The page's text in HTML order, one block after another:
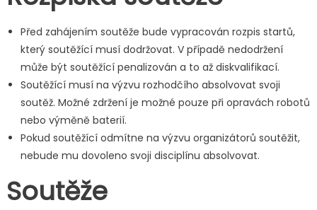
Před zahájením soutěže bude vypracován rozpis startů,
který soutěžící musí dodržovat. V případě nedodržení
může být soutěžící penalizován a to až diskvalifikací.
Soutěžící musí na výzvu rozhodčího absolvovat svoji
soutěž. Možné zdržení je možné pouze při opravách robotů
nebo výměně baterií.
Pokud soutěžící odmítne na výzvu organizátorů soutěžit,
nebude mu dovoleno svoji disciplínu absolvovat.
Soutěže